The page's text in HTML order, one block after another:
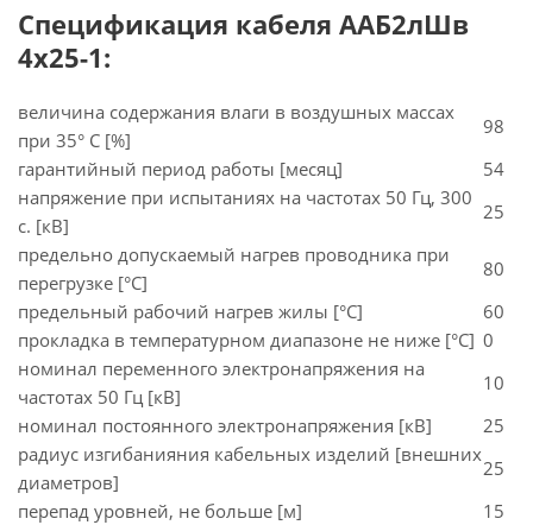
Спецификация кабеля ААБ2лШв
4х25-1:
величина содержания влаги в воздушных массах
при 35° C [%]
98
гарантийный период работы [месяц]
54
напряжение при испытаниях на частотах 50 Гц, 300
с. [кВ]
25
предельно допускаемый нагрев проводника при
перегрузке [°С]
80
предельный рабочий нагрев жилы [°С]
60
прокладка в температурном диапазоне не ниже [°C] 0
номинал переменного электронапряжения на
частотах 50 Гц [кВ]
10
номинал постоянного электронапряжения [кВ]
25
радиус изгибанияния кабельных изделий [внешних
диаметров]
25
перепад уровней, не больше [м]
15